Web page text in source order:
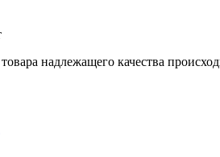
надлежащего качества